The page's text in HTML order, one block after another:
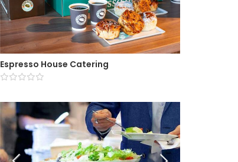
Espresso House Catering